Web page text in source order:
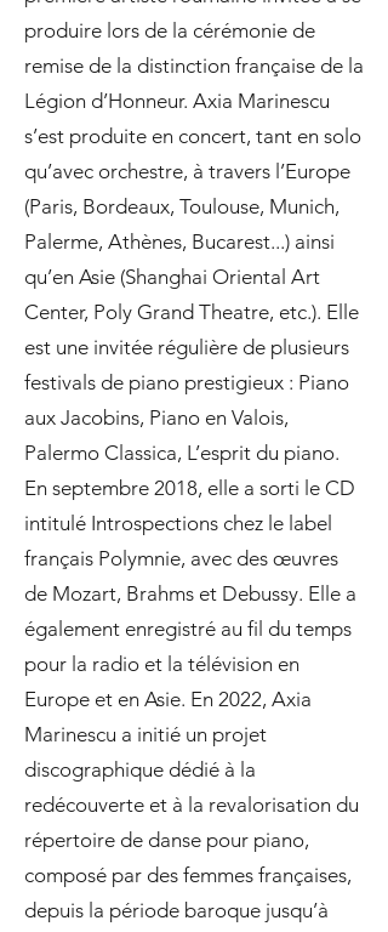
produire lors de la cérémonie de
remise de la distinction française de la
Légion d’Honneur. Axia Marinescu
s’est produite en concert, tant en solo
qu’avec orchestre, à travers l’Europe
(Paris, Bordeaux, Toulouse, Munich,
Palerme, Athènes, Bucarest...) ainsi
qu’en Asie (Shanghai Oriental Art
Center, Poly Grand Theatre, etc.). Elle
est une invitée régulière de plusieurs
festivals de piano prestigieux : Piano
aux Jacobins, Piano en Valois,
Palermo Classica, L’esprit du piano.
En septembre 2018, elle a sorti le CD
intitulé Introspections chez le label
français Polymnie, avec des œuvres
de Mozart, Brahms et Debussy. Elle a
également enregistré au fil du temps
pour la radio et la télévision en
Europe et en Asie. En 2022, Axia
Marinescu a initié un projet
discographique dédié à la
redécouverte et à la revalorisation du
répertoire de danse pour piano,
composé par des femmes françaises,
depuis la période baroque jusqu’à